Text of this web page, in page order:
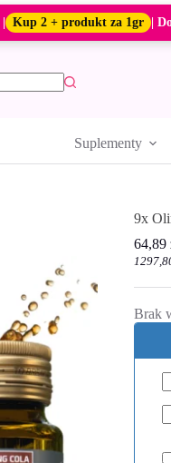
Kup 2 + produkt za 1gr |
Suplementy
9x
64,89
Brak